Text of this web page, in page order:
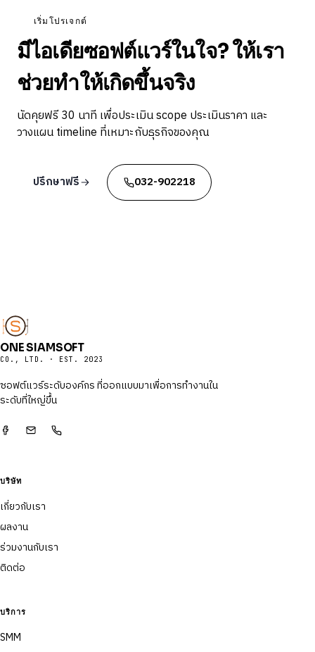
เริ่มโปรเจกต์
มีไอเดียซอฟต์แวร์ในใจ? ให้เรา
ช่วยทำให้เกิดขึ้นจริง
นัดคุยฟรี 30 นาที เพื่อประเมิน scope ประเมินราคา และ
วางแผน timeline ที่เหมาะกับธุรกิจของคุณ
ปรึกษาฟรี 032-902218
ONE SIAMSOFT
CO., LTD. · EST. 2023
ซอฟต์แวร์ระดับองค์กร ที่ออกแบบมาเพื่อการทำงานใน
ระดับที่ใหญ่ขึ้น
บริษัท
เกี่ยวกับเรา
ผลงาน
ร่วมงานกับเรา
ติดต่อ
บริการ
SMM